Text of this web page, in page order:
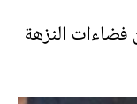
فضاءات النزهة